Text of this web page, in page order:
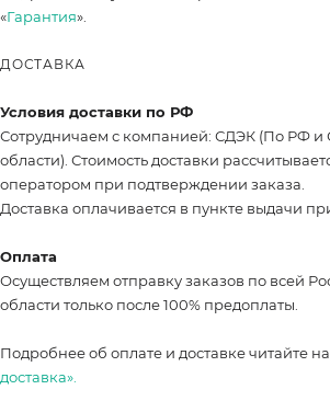
«Гарантия».
ДОСТАВКА
Условия доставки по РФ
Сотрудничаем с компанией: СДЭК (По РФ и
области). Стоимость доставки
оператором при подтверждении заказа.
Доставка оплачивается в пункте выдачи
Оплата
Осуществляем отправку заказов по всей
области только после 100% предоплаты.
Подробнее об оплате и доставке читайте
доставка».